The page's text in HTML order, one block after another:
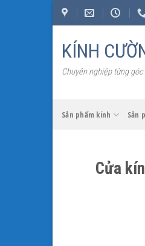
Skip
content
KÍNH
Chuyên nghiệp từng góc
Sản phẩm kính Sản
Cửa